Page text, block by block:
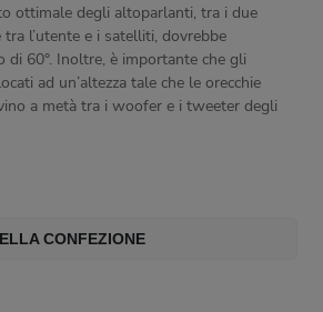
ottimale degli altoparlanti, tra i due
l’utente e i satelliti, dovrebbe
di 60°. Inoltre, è importante che gli
ad un’altezza tale che le orecchie
a metà tra i woofer e i tweeter degli
CONFEZIONE